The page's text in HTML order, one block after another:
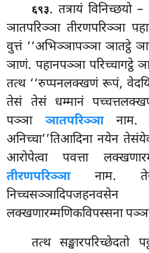
६९३. तत्रायं विनिच्छयो
ञातपरिञ्ञा तीरणपरिञ्ञा
वुत्तं ‘‘अभिञ्ञापञ्ञा ञातट्ठे
ञाणं. पहानपञ्ञा परिच्चागट्ठे
तत्थ ‘‘रुप्पनलक्खणं रूपं,
तेसं तेसं धम्मानं
पञ्ञा ञातपरिञ्ञानाम.
अनिच्चा’’तिआदिना नयेन
आरोपेत्वा पवत्ता
तीरणपरिञ्ञानाम.
लक्खणारम्मणिकविपस्सना
तत्थ सङ्खारपरिच्छेदतो